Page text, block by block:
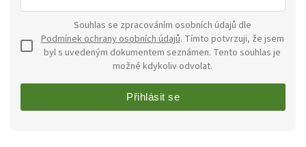
Podmínek ochrany osobních údajů. Tímto potvrzuji, že jsem
byl s uvedeným dokumentem seznámen. Tento souhlas je
možné kdykoliv odvolat.
Přihlásit se